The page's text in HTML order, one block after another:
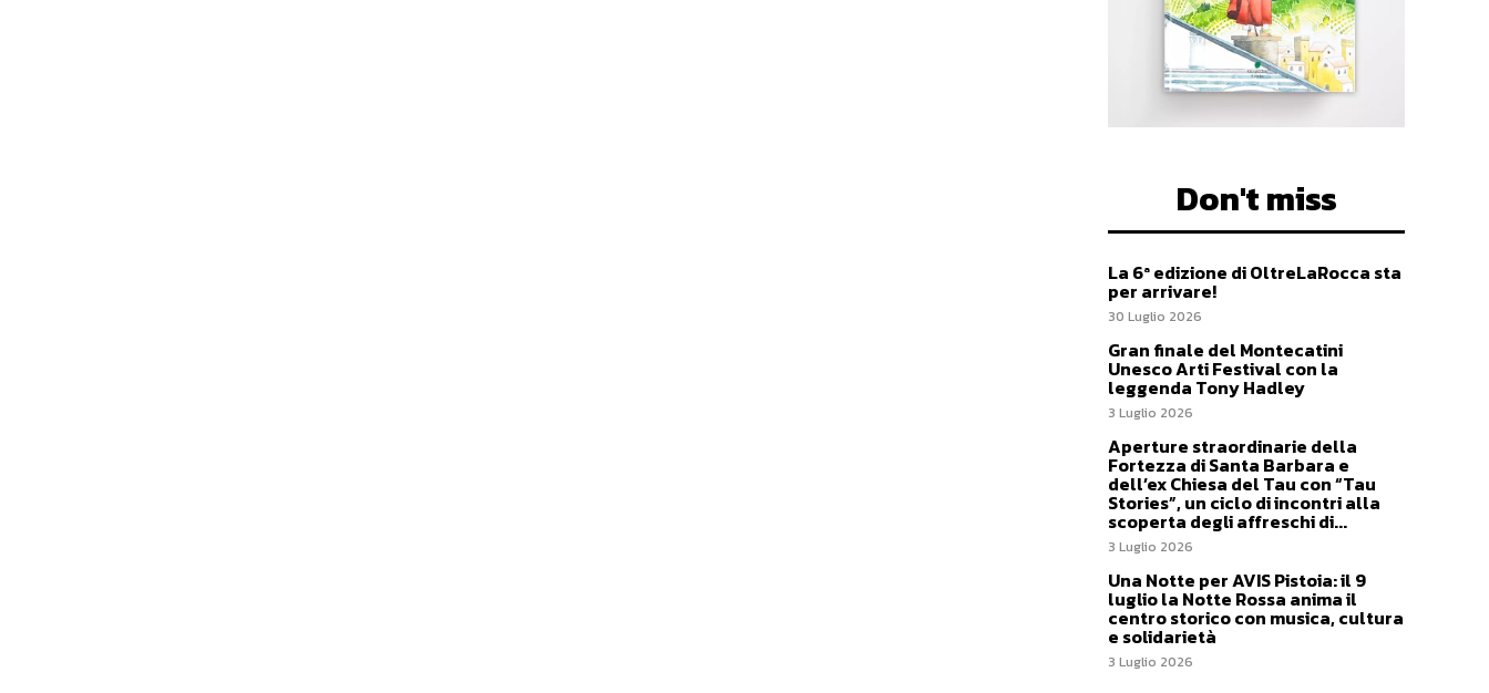
Don't miss
La 6ª edizione di OltreLaRocca sta
per arrivare!
30 Luglio 2026
Gran finale del Montecatini
Unesco Arti Festival con la
leggenda Tony Hadley
3 Luglio 2026
Aperture straordinarie della
Fortezza di Santa Barbara e
dell’ex Chiesa del Tau con “Tau
Stories”, un ciclo di incontri alla
scoperta degli affreschi di...
3 Luglio 2026
Una Notte per AVIS Pistoia: il 9
luglio la Notte Rossa anima il
centro storico con musica, cultura
e solidarietà
3 Luglio 2026